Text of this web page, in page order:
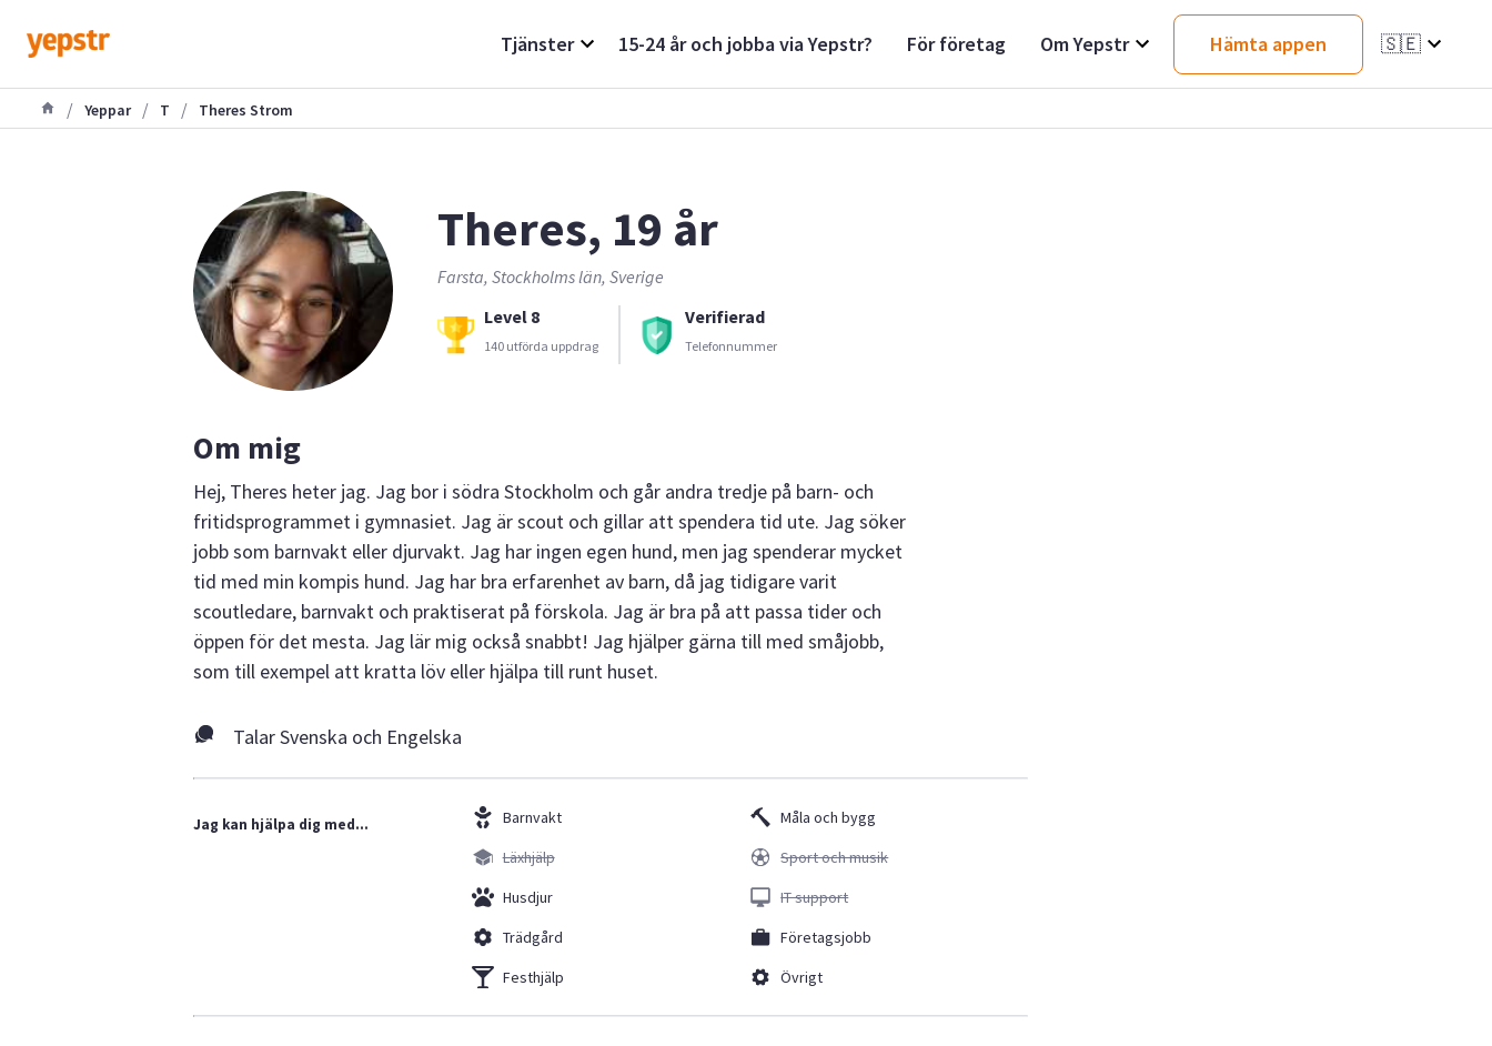
Tjänster 15-24 år och jobba via Yepstr? För företag Om Yepstr Hämta appen 🇸🇪
/ Yeppar / T / Theres Strom
Theres, 19 år
Farsta, Stockholms län, Sverige
Level 8
140 utförda uppdrag
Verifierad
Telefonnummer
Om mig
Hej, Theres heter jag. Jag bor i södra Stockholm och går andra tredje på barn- och
fritidsprogrammet i gymnasiet. Jag är scout och gillar att spendera tid ute. Jag söker
jobb som barnvakt eller djurvakt. Jag har ingen egen hund, men jag spenderar mycket
tid med min kompis hund. Jag har bra erfarenhet av barn, då jag tidigare varit
scoutledare, barnvakt och praktiserat på förskola. Jag är bra på att passa tider och
öppen för det mesta. Jag lär mig också snabbt! Jag hjälper gärna till med småjobb,
som till exempel att kratta löv eller hjälpa till runt huset.
Talar Svenska och Engelska
Jag kan hjälpa dig med...
Barnvakt
Läxhjälp
Husdjur
Trädgård
Festhjälp
Måla och bygg
Sport och musik
IT support
Företagsjobb
Övrigt